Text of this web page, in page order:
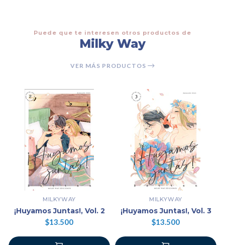
Puede que te interesen otros productos de
Milky Way
VER MÁS PRODUCTOS
MILKYWAY
¡Huyamos Juntas!, Vol. 2
$13.500
MILKYWAY
¡Huyamos Juntas!, Vol. 3
$13.500